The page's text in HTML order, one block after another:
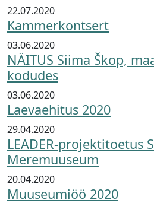
22.07.2020
Kammerkontsert
03.06.2020
NÄITUS Siima Škop,
kodudes
03.06.2020
Laevaehitus 2020
29.04.2020
LEADER-projektitoetus
Meremuuseum
20.04.2020
Muuseumiöö 2020